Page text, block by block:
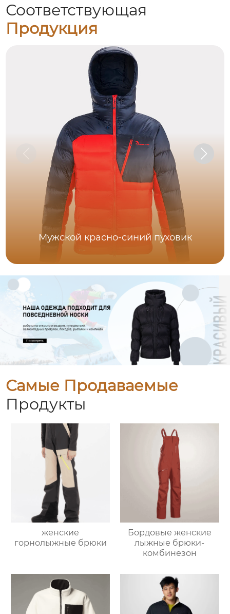
Соответствующая
Продукция
Мужской красно-синий пуховик
Самые Продаваемые
Продукты
женские
горнолыжные брюки
Бордовые женские
лыжные брюки-
комбинезон